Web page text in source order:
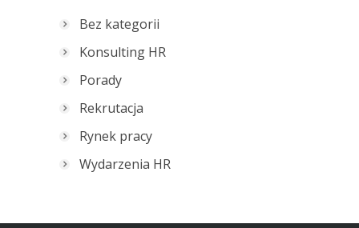
Bez kategorii
Konsulting HR
Porady
Rekrutacja
Rynek pracy
Wydarzenia HR